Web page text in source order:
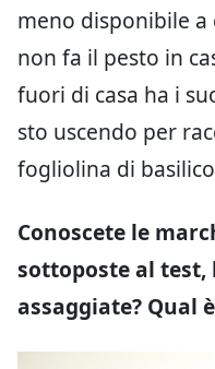
meno disponibile
non fa il pesto in
fuori di casa ha i
sto uscendo per
fogliolina di
Conoscete le
sottoposte al test,
assaggiate? Qual